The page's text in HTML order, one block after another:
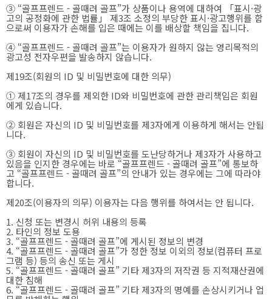
③ “골프프렌드 - 골때려 골프”가 상품이나 용역에 대하여 「표시·광
고의 공정화에 관한 법률」 제3조 소정의 부당한 표시·광고행위를 함
으로써 이용자가 손해를 입은 때에는 이를 배상할 책임을 집니다.
④ “골프프렌드 - 골때려 골프”는 이용자가 원하지 않는 영리목적의
광고성 전자우편을 발송하지 않습니다.
제19조(회원의 ID 및 비밀번호에 대한 의무)
① 제17조의 경우를 제외한 ID와 비밀번호에 관한 관리책임은 회원
에게 있습니다.
② 회원은 자신의 ID 및 비밀번호를 제3자에게 이용하게 해서는 안됩
니다.
③ 회원이 자신의 ID 및 비밀번호를 도난당하거나 제3자가 사용하고
있음을 인지한 경우에는 바로 “골프프렌드 - 골때려 골프”에 통보하
고 “골프프렌드 - 골때려 골프”의 안내가 있는 경우에는 그에 따라야
합니다.
제20조(이용자의 의무) 이용자는 다음 행위를 하여서는 안 됩니다.
1. 신청 또는 변경시 허위 내용의 등록
2. 타인의 정보 도용
3. “골프프렌드 - 골때려 골프”에 게시된 정보의 변경
4. “골프프렌드 - 골때려 골프”가 정한 정보 이외의 정보(컴퓨터 프로
그램 등) 등의 송신 또는 게시
5. “골프프렌드 - 골때려 골프” 기타 제3자의 저작권 등 지적재산권에
대한 침해
6. “골프프렌드 - 골때려 골프” 기타 제3자의 명예를 손상시키거나 업